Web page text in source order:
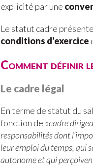
explicité par une
Le statut cadre
conditions d’exercice
Comment définir
Le cadre légal
En terme de statut du
fonction de «cadre
responsabilités dont
leur emploi du temps, qui
autonome et qui